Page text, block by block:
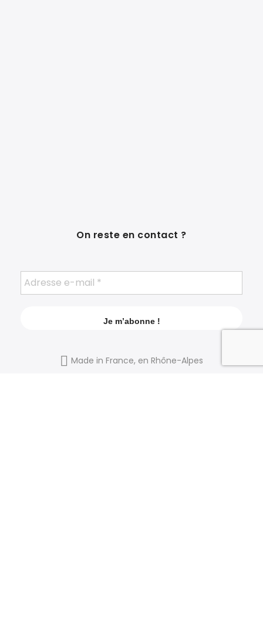
On reste en contact ?
Made in France, en Rhône-Alpes